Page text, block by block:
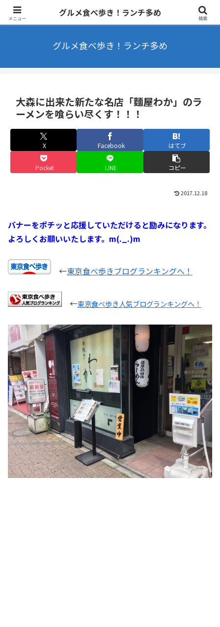
東京を中心にラーメンやカフェなどを食べ歩きするブログ ランチ・B級グル
メ多め
グルメ食べ歩き！ランチ多め
大森に出来た新たな名店「麵屋わか」のラ
ーメンを喰らい尽くす！！！
X Facebook はてブ
Pocket LINE コピー
2017.12.18
バナーをポチッと応援していただけると励みになります。
よろしくお願いいたします。m(._.)m
←東京食べ歩きブログランキングへ！
←東京食べ歩き人気ブログランキングへ！
メニュー
グルメ食べ歩き！ランチ多め
検索